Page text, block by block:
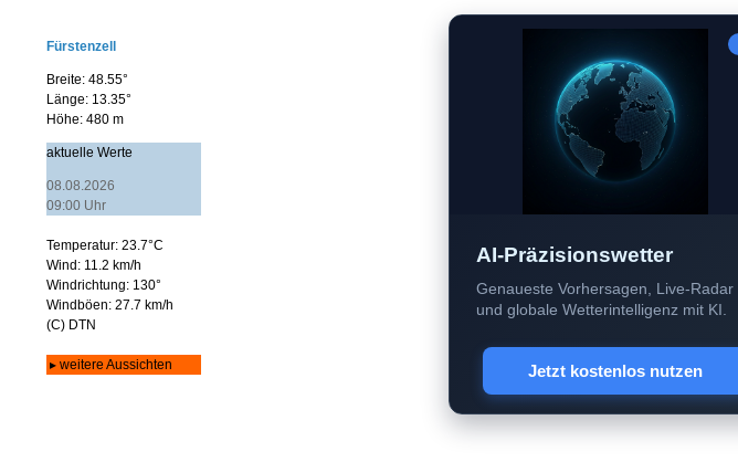
AI-Präzisionswetter
Genaueste Vorhersagen, Live-Radar
und globale Wetterintelligenz mit KI.
Jetzt kostenlos nutzen